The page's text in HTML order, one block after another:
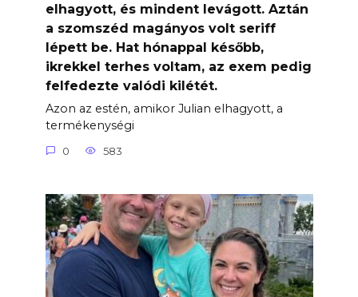
elhagyott, és mindent levágott. Aztán
a szomszéd magányos volt seriff
lépett be. Hat hónappal később,
ikrekkel terhes voltam, az exem pedig
felfedezte valódi kilétét.
Azon az estén, amikor Julian elhagyott, a
termékenységi
0 583